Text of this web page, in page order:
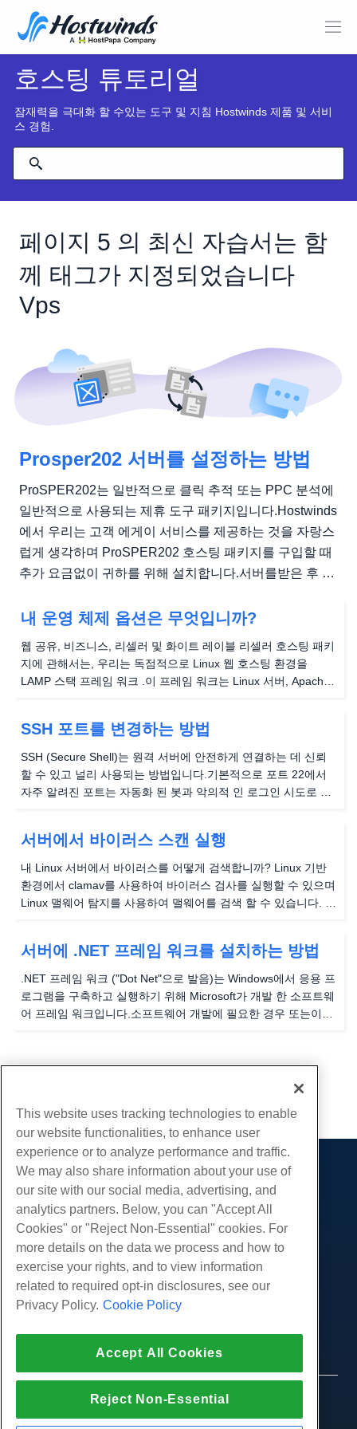
호스팅 튜토리얼
잠재력을 극대화 할 수있는 도구 및 지침 Hostwinds 제품 및 서비
스 경험.
페이지 5 의 최신 자습서는 함
께 태그가 지정되었습니다
Vps
Prosper202 서버를 설정하는 방법
ProSPER202는 일반적으로 클릭 추적 또는 PPC 분석에
일반적으로 사용되는 제휴 도구 패키지입니다.Hostwinds
에서 우리는 고객 에게이 서비스를 제공하는 것을 자랑스
럽게 생각하며 ProSPER202 호스팅 패키지를 구입할 때
추가 요금없이 귀하를 위해 설치합니다.서버를받은 후 초
후 첫 번째 작업은 웹 브라우저를 서버에 게이전 한 IP 주
은 화면이...
내 운영 체제 옵션은 무엇입니까?
웹 공유, 비즈니스, 리셀러 및 화이트 레이블 리셀러 호스팅 패키
지에 관해서는, 우리는 독점적으로 Linux 웹 호스팅 환경을
LAMP 스택 프레임 워크 .이 프레임 워크는 Linux 서버, Apache
경우 공유, 리셀러 및 화이트 레이블 리셀러 웹 호스팅 서비스,
우리는 Apache CentOS 7 운영 체제에서 실행되는 서버.우리의
사업 반면에 웹...
SSH 포트를 변경하는 방법
SSH (Secure Shell)는 원격 서버에 안전하게 연결하는 데 신뢰
할 수 있고 널리 사용되는 방법입니다.기본적으로 포트 22에서
자주 알려진 포트는 자동화 된 봇과 악의적 인 로그인 시도로 자
자세를 개선하는 데 도움이 될 수 있습니다. 이 튜토리얼에서는
서버의 SSH 포트를 안전하게 변경하는 단계를 안내합니다.그 과
정에서 새 포트를 선택하고 방화벽 규칙을...
서버에서 바이러스 스캔 실행
내 Linux 서버에서 바이러스를 어떻게 검색합니까? Linux 기반
환경에서 clamav를 사용하여 바이러스 검사를 실행할 수 있으며
Linux 맬웨어 탐지를 사용하여 맬웨어를 검색 할 수 있습니다. 또
Linux에서 바이러스 스캔을 실행하는 방법 다음 단계는 CentOS
및 Ubuntu 용 ClamAV를 설치하는 데 도움이됩니다. cPanel을...
서버에 .NET 프레임 워크를 설치하는 방법
.NET 프레임 워크 ("Dot Net"으로 발음)는 Windows에서 응용 프
로그램을 구축하고 실행하기 위해 Microsoft가 개발 한 소프트웨
어 프레임 워크입니다.소프트웨어 개발에 필요한 경우 또는이를
버전에 대한 설치 방법, 문제 해결 팁 및 성공적인 설치를 확인하
는 방법을 다룹니다. 1 단계: .NET 프레임 워크가 이미 설치되어
제품
웹 호스팅
비즈니스 호스팅
리셀러 호스팅
화이트 라벨 리셀러
관리되는 리눅스 VPS
관리되지 않는 리눅스 VPS
관리 창 VPS
관리되지 않는 Windows VPS
클라우드 서버
서비스
웹 사이트 마이그레이션
커뮤니티
제품 문서
회사
회사 소개
프레스
우리와 함께 라이브 채팅
지원권을 엽니 다
우리에게 이메일 보내기
© 2010-2026 Hostwinds, ㅏ HostPapa Inc. 회사.
This website uses tracking technologies to enable
our website functionalities, to enhance user
experience or to analyze performance and traffic.
We may also share information about your use of
our site with our social media, advertising, and
analytics partners. Below, you can "Accept All
Cookies" or "Reject Non-Essential" cookies. For
more details on the data we process and how to
exercise your rights, and to view information
related to required opt-in disclosures, see our
Privacy Policy. Cookie Policy
Accept All Cookies
Reject Non-Essential